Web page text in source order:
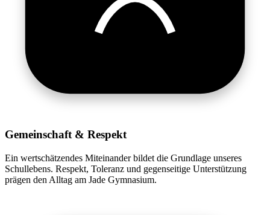
Gemeinschaft & Respekt
Ein wertschätzendes Miteinander bildet die Grundlage unseres
Schullebens. Respekt, Toleranz und gegenseitige Unterstützung
prägen den Alltag am Jade Gymnasium.